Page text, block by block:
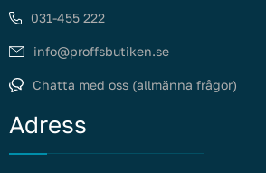
031-455 222
info@proffsbutiken.se
Chatta med oss (allmänna frågor)
Adress